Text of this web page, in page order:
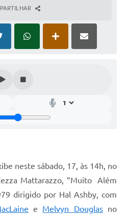
neste sábado, 17, às 14h, no
Mattarazzo, “Muito Além
dirigido por Hal Ashby, com
e Melvyn Douglasno